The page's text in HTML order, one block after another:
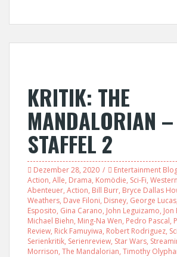
KRITIK: THE
MANDALORIAN –
STAFFEL 2
Dezember 28, 2020 Entertainment
Action, Alle, Drama, Komödie, Sci-Fi, Western
Abenteuer, Action, Bill Burr, Bryce Dallas
Weathers, Dave Filoni, Disney, George Lucas
Esposito, Gina Carano, John Leguizamo, Jon
Michael Biehn, Ming-Na Wen, Pedro Pascal,
Review, Rick Famuyiwa, Robert Rodriguez,
Serienkritik, Serienreview, Star Wars,
Morrison, The Mandalorian, Timothy